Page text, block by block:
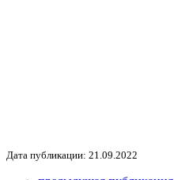
Дата публикации: 21.09.2022